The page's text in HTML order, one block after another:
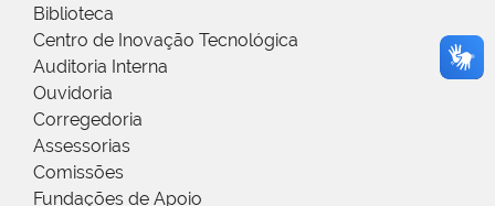
Biblioteca
Centro de Inovação Tecnológica
Auditoria Interna
Ouvidoria
Corregedoria
Assessorias
Comissões
Fundações de Apoio